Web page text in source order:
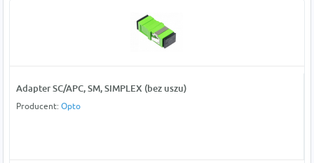
Adapter SC/APC, SM, SIMPLEX (bez uszu)
Producent: Opto